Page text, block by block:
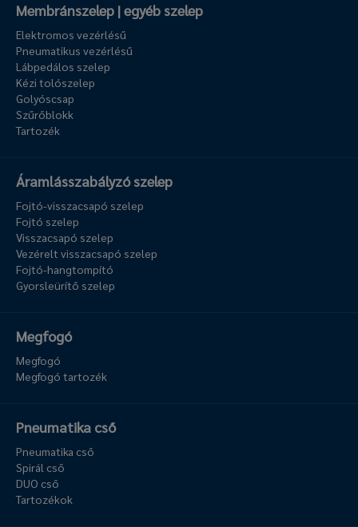
Membránszelep | egyéb szelep
Elektromos vezérlésű
Pneumatikus vezérlésű
Lábpedálos szelep
Kézi tolószelep
Golyóscsap
Szűrőblokk
Tartozék
Áramlásszabályzó szelep
Fojtó-visszacsapó szelep
Fojtó szelep
Visszacsapó szelep
Vezérelt visszacsapó szelep
Fojtó-hangtompító
Gyorsleürítő szelep
Megfogó
Megfogó
Megfogó tartozék
Pneumatika cső
Pneumatika cső
Spirál cső
DUO cső
Tartozékok